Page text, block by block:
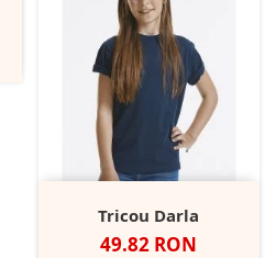
Tricou Darla
Pret
49.82 RON